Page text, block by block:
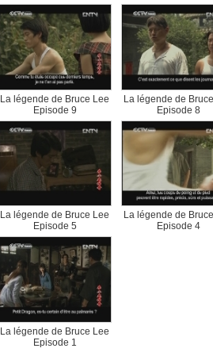
La légende de Bruce Lee
Episode 9
La légende de
Episode 8
La légende de Bruce Lee
Episode 5
La légende de
Episode 4
La légende de Bruce Lee
Episode 1